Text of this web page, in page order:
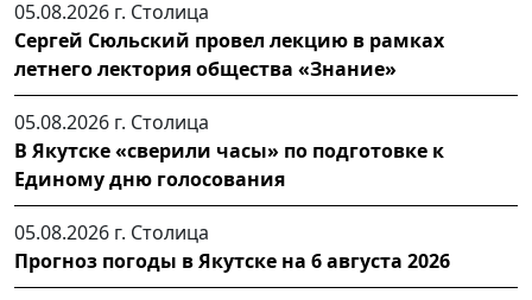
05.08.2026 г. Столица
Сергей Сюльский провел лекцию в рамках
летнего лектория общества «Знание»
05.08.2026 г. Столица
В Якутске «сверили часы» по подготовке к
Единому дню голосования
05.08.2026 г. Столица
Прогноз погоды в Якутске на 6 августа 2026